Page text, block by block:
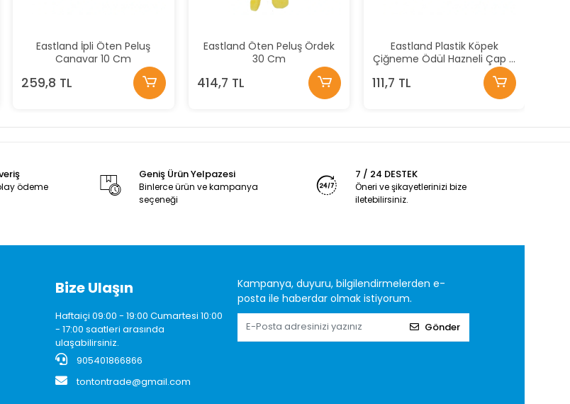
Eastland İpli Öten Peluş
Canavar 10 Cm
259,8 TL
Eastland Öten Peluş Ördek
30 Cm
414,7 TL
Eastland Plastik Köpek
Çiğneme Ödül Hazneli Çap 7
111,7 TL
ödeme
Geniş Ürün Yelpazesi
Binlerce ürün ve kampanya
seçeneği
7 / 24 DESTEK
Öneri ve şikayetlerinizi bize
iletebilirsiniz.
Bize Ulaşın
Haftaiçi 09:00 - 19:00 Cumartesi 10:00
- 17:00 saatleri arasında
ulaşabilirsiniz.
905401866866
tontontrade@gmail.com
Kampanya, duyuru, bilgilendirmelerden e-
posta ile haberdar olmak istiyorum.
Gönder